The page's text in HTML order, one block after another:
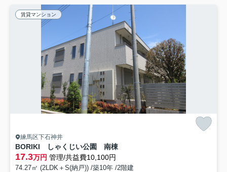
賃貸マンション
練馬区下石神井
BORIKI しゃくじい公園 南棟
17.3万円 管理/共益費10,100円
74.27㎡ (2LDK＋S(納戸)) /築10年 /2階建